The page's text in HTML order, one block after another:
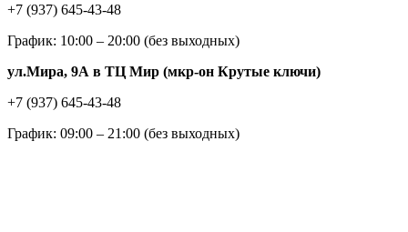
+7 (937) 645-43-48
График: 10:00 – 20:00 (без выходных)
ул.Мира, 9А в ТЦ Мир (мкр-он Крутые ключи)
+7 (937) 645-43-48
График: 09:00 – 21:00 (без выходных)